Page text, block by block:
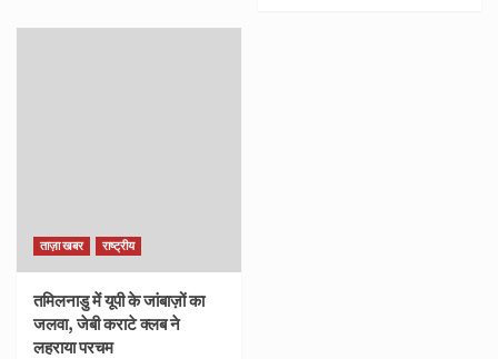
ताज़ा खबर राष्ट्रीय
तमिलनाडु में यूपी के जांबाज़ों का
जलवा, जेबी कराटे क्लब ने
लहराया परचम